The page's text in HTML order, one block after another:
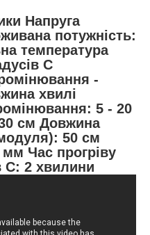
Напруга
потужність:
температура
С
-
хвилі
5 - 20
см Довжина
50 см
Час прогріву
C: 2 хвилини